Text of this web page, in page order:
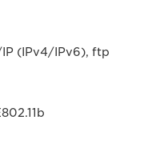
IP (IPv4/IPv6), ftp